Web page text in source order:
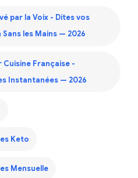
par la Voix - Dites vos
les Mains — 2026
Française -
Instantanées — 2026
Keto
Mensuelle